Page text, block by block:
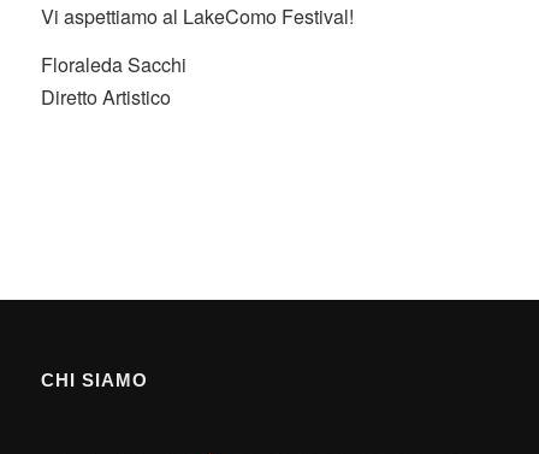
Vi aspettiamo al LakeComo Festival!
Floraleda Sacchi
Diretto Artistico
CHI SIAMO